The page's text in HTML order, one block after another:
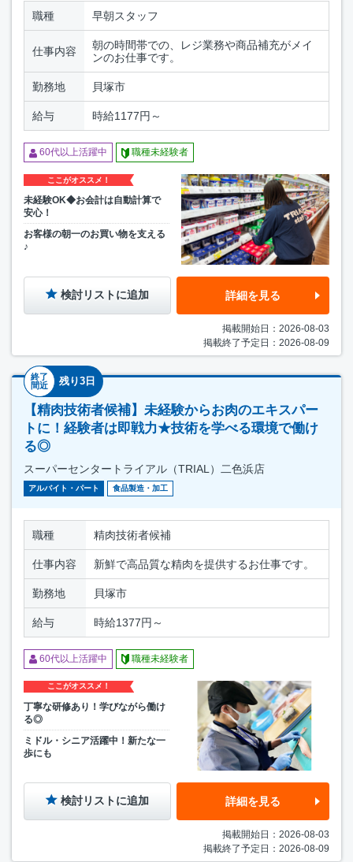
職種 早朝スタッフ
仕事内容
朝の時間帯での、レジ業務や商品補充がメイ
ンのお仕事です。
勤務地 貝塚市
給与 時給1177円～
60代以上活躍中 職種未経験者
ここがオススメ！
未経験OK◆お会計は自動計算で
安心！
お客様の朝一のお買い物を支える
♪
検討リストに追加 詳細を見る
掲載開始日：2026-08-03
掲載終了予定日：2026-08-09
終了
間近
残り3日
【精肉技術者候補】未経験からお肉のエキスパー
トに！経験者は即戦力★技術を学べる環境で働け
る◎
スーパーセンタートライアル（TRIAL）二色浜店
アルバイト・パート 食品製造・加工
職種 精肉技術者候補
仕事内容 新鮮で高品質な精肉を提供するお仕事です。
勤務地 貝塚市
給与 時給1377円～
60代以上活躍中 職種未経験者
ここがオススメ！
丁寧な研修あり！学びながら働け
る◎
ミドル・シニア活躍中！新たな一
歩にも
検討リストに追加 詳細を見る
掲載開始日：2026-08-03
掲載終了予定日：2026-08-09